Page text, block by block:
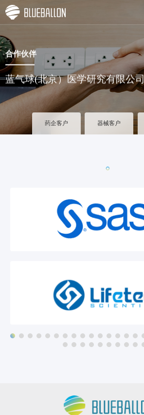
合作伙伴
蓝气球(北京）医学研究有限公司
药企客户 器械客户